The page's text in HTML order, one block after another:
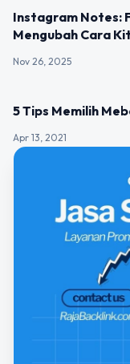
Instagram Notes:
Mengubah Cara
Nov 26, 2025
5 Tips Memilih
Apr 13, 2021